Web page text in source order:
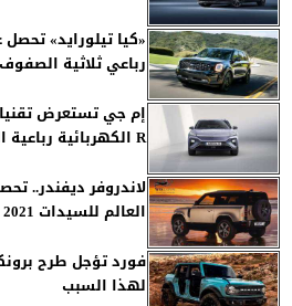
«كيا تيلورايد»
رباعي ثلاثية الصفوف
إم جي تستعرض
R الكهربائية رباعية الدفع
لاندروفر ديفندر..
العالم للسيدات 2021
لهذا السبب